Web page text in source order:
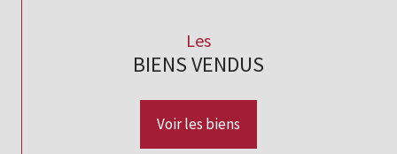
Les
BIENS VENDUS
Voir les biens